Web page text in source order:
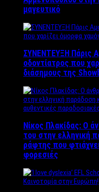
μαγευτικό
ΣΥΝΕΝΤΕΥΞΗ Πάρις
οδοντίατρος που
διάσημους της
Νίκος Πλακίδας: O
του στην ελληνική
ράφτης που
φορεσιές